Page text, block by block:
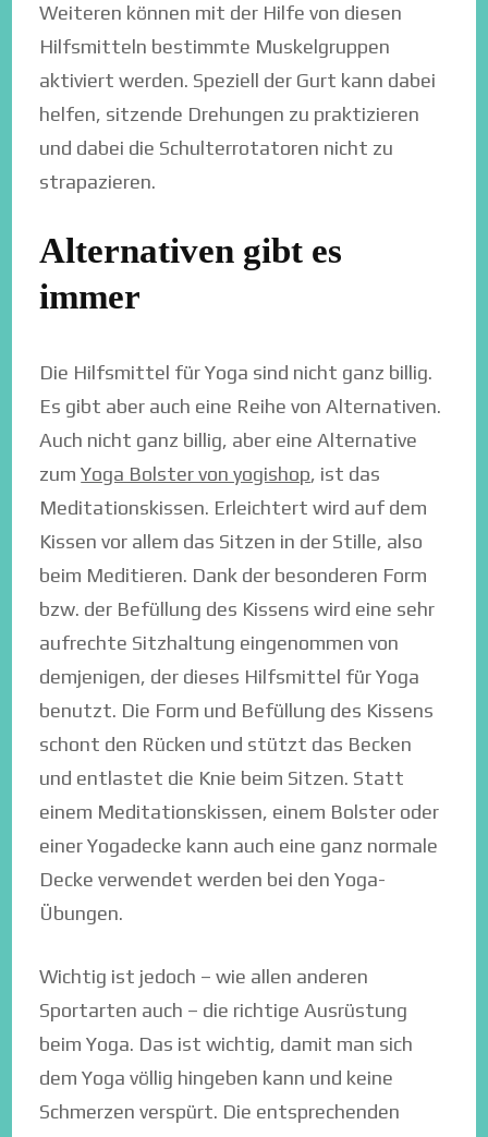
Weiteren können mit der Hilfe von diesen
Hilfsmitteln bestimmte Muskelgruppen
aktiviert werden. Speziell der Gurt kann dabei
helfen, sitzende Drehungen zu praktizieren
und dabei die Schulterrotatoren nicht zu
strapazieren.
Alternativen gibt es
immer
Die Hilfsmittel für Yoga sind nicht ganz billig.
Es gibt aber auch eine Reihe von Alternativen.
Auch nicht ganz billig, aber eine Alternative
zumYoga Bolster von yogishop, ist das
Meditationskissen. Erleichtert wird auf dem
Kissen vor allem das Sitzen in der Stille, also
beim Meditieren. Dank der besonderen Form
bzw. der Befüllung des Kissens wird eine sehr
aufrechte Sitzhaltung eingenommen von
demjenigen, der dieses Hilfsmittel für Yoga
benutzt. Die Form und Befüllung des Kissens
schont den Rücken und stützt das Becken
und entlastet die Knie beim Sitzen. Statt
einem Meditationskissen, einem Bolster oder
einer Yogadecke kann auch eine ganz normale
Decke verwendet werden bei den Yoga-
Übungen.
Wichtig ist jedoch – wie allen anderen
Sportarten auch – die richtige Ausrüstung
beim Yoga. Das ist wichtig, damit man sich
dem Yoga völlig hingeben kann und keine
Schmerzen verspürt. Die entsprechenden